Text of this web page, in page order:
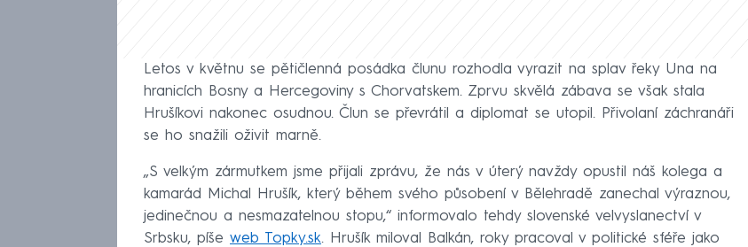
Letos v květnu se pětičlenná posádka člunu rozhodla vyrazit na splav řeky Una na
hranicích Bosny a Hercegoviny s Chorvatskem. Zprvu skvělá zábava se však stala
Hrušíkovi nakonec osudnou. Člun se převrátil a diplomat se utopil. Přivolaní záchranáři
se ho snažili oživit marně.
„S velkým zármutkem jsme přijali zprávu, že nás v úterý navždy opustil náš kolega a
kamarád Michal Hrušík, který během svého působení v Bělehradě zanechal výraznou,
jedinečnou a nesmazatelnou stopu,“ informovalo tehdy slovenské velvyslanectví v
Srbsku, píše web Topky.sk. Hrušík miloval Balkán, roky pracoval v politické sféře jako